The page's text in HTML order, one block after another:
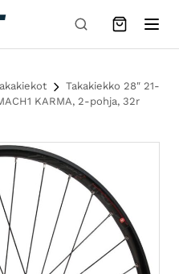
Takakiekko 28″ 21-
KARMA, 2-pohja, 32r